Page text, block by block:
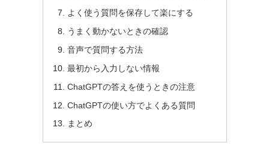
よく使う質問を保存して楽にする
うまく動かないときの確認
音声で質問する方法
最初から入力しない情報
ChatGPTの答えを使うときの注意
ChatGPTの使い方でよくある質問
まとめ